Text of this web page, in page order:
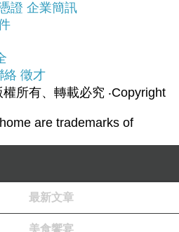
開箱推薦
芳
靈魂
證 企業簡訊
絡 徵才
權所有、轉載必究 ‧Copyright
are trademarks of
最新文章
美食饗宴